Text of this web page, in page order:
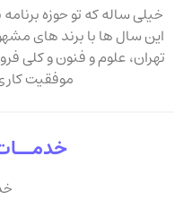
خیلی ساله که تو حوزه
این سال ها با برند های
تهران، علوم و فنون و کلی
موفقیت